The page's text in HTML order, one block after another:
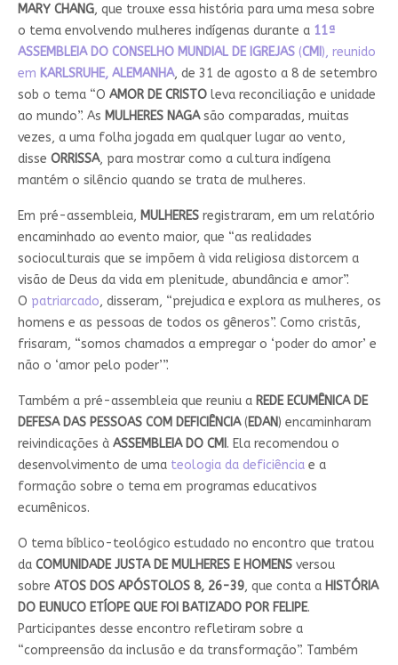
MARY CHANG, que trouxe essa história para uma mesa sobre
o tema envolvendo mulheres indígenas durante a 11ª
ASSEMBLEIA DO CONSELHO MUNDIAL DE IGREJAS(CMI), reunido
em KARLSRUHE, ALEMANHA, de 31 de agosto a 8 de setembro
sob o tema “O AMOR DE CRISTOleva reconciliação e unidade
ao mundo”. As MULHERES NAGAsão comparadas, muitas
vezes, a uma folha jogada em qualquer lugar ao vento,
disse ORRISSA, para mostrar como a cultura indígena
mantém o silêncio quando se trata de mulheres.
Em pré-assembleia, MULHERESregistraram, em um relatório
encaminhado ao evento maior, que “as realidades
socioculturais que se impõem à vida religiosa distorcem a
visão de Deus da vida em plenitude, abundância e amor”.
O patriarcado, disseram, “prejudica e explora as mulheres, os
homens e as pessoas de todos os gêneros”. Como cristãs,
frisaram, “somos chamados a empregar o ‘poder do amor’ e
não o ‘amor pelo poder’”.
Também a pré-assembleia que reuniu a REDE ECUMÊNICA DE
DEFESA DAS PESSOAS COM DEFICIÊNCIA(EDAN) encaminharam
reivindicações à ASSEMBLEIA DO CMI. Ela recomendou o
desenvolvimento de uma teologia da deficiênciae a
formação sobre o tema em programas educativos
ecumênicos.
O tema bíblico-teológico estudado no encontro que tratou
da COMUNIDADE JUSTA DE MULHERES E HOMENSversou
sobre ATOS DOS APÓSTOLOS 8, 26-39, que conta a HISTÓRIA
DO EUNUCO ETÍOPE QUE FOI BATIZADO POR FELIPE.
Participantes desse encontro refletiram sobre a
“compreensão da inclusão e da transformação”. Também